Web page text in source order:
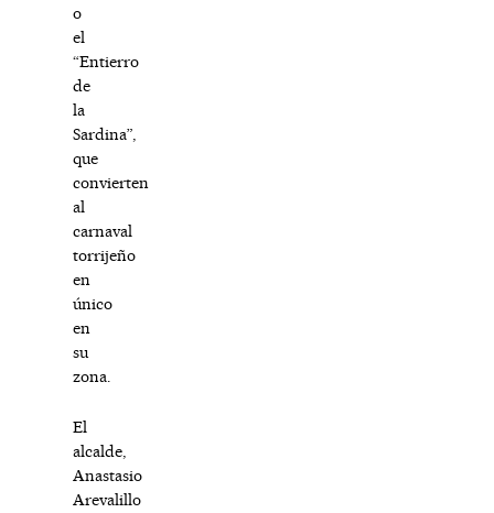
o
el
“Entierro
de
la
Sardina”,
que
convierten
al
carnaval
torrijeño
en
único
en
su
zona.
El
alcalde,
Anastasio
Arevalillo